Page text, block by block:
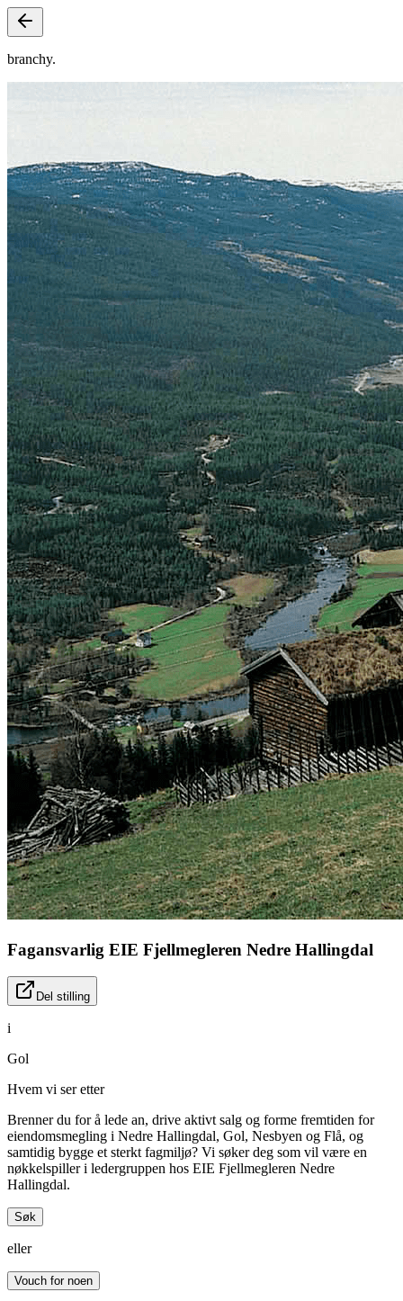
branchy.
Fagansvarlig EIE Fjellmegleren Nedre Hallingdal
Del stilling
i
Gol
Hvem vi ser etter
Brenner du for å lede an, drive aktivt salg og forme fremtiden for
eiendomsmegling i Nedre Hallingdal, Gol, Nesbyen og Flå, og
samtidig bygge et sterkt fagmiljø? Vi søker deg som vil være en
nøkkelspiller i ledergruppen hos EIE Fjellmegleren Nedre
Hallingdal.
Søk
eller
Vouch for noen